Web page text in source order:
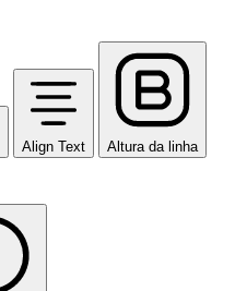
Align Text Altura da linha